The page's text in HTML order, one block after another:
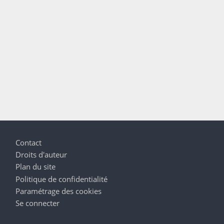
Pied de page
Contact
Droits d'auteur
Plan du site
Politique de confidentialité
Paramétrage des cookies
Se connecter